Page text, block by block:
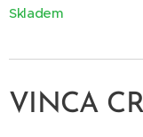
Skladem
VINCA